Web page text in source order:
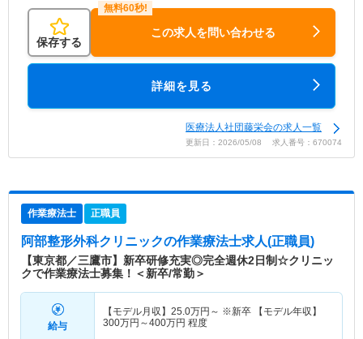
保存する
この求人を問い合わせる
詳細を見る
医療法人社団藤栄会の求人一覧
更新日：2026/05/08 求人番号：670074
作業療法士 正職員
阿部整形外科クリニックの作業療法士求人(正職員)
【東京都／三鷹市】新卒研修充実◎完全週休2日制☆クリニッ
クで作業療法士募集！＜新卒/常勤＞
給与
【モデル月収】 25.0万円～ ※新卒 【モデル年収】
300万円～400万円 程度